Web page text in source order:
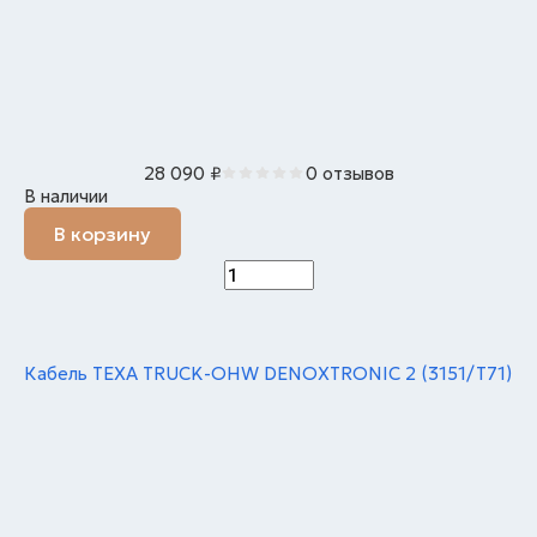
28 090 ₽
0 отзывов
В наличии
В корзину
Кабель TEXA TRUCK-OHW DENOXTRONIC 2 (3151/T71)